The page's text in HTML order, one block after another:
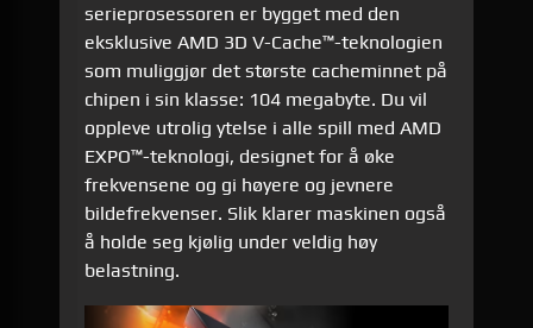
serieprosessoren er bygget med den
eksklusive AMD 3D V-Cache™-teknologien
som muliggjør det største cacheminnet på
chipen i sin klasse: 104 megabyte. Du vil
oppleve utrolig ytelse i alle spill med AMD
EXPO™-teknologi, designet for å øke
frekvensene og gi høyere og jevnere
bildefrekvenser. Slik klarer maskinen også
å holde seg kjølig under veldig høy
belastning.